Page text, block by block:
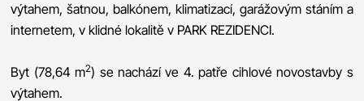
výtahem, šatnou, balkónem, klimatizací, garážovým stáním a
internetem, v klidné lokalitě v PARK REZIDENCI.
Byt (78,64 m2) se nachází ve 4. patře cihlové novostavby s
výtahem.